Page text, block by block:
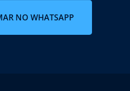
NO WHATSAPP